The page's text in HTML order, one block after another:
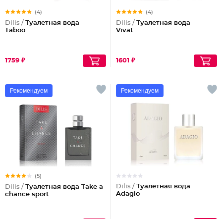
(4)
Dilis / Туалетная вода
Taboo
1759 ₽
(4)
Dilis / Туалетная вода
Vivat
1601 ₽
Рекомендуем
(5)
Dilis / Туалетная вода Take a
chance sport
Рекомендуем
Dilis / Туалетная вода
Adagio